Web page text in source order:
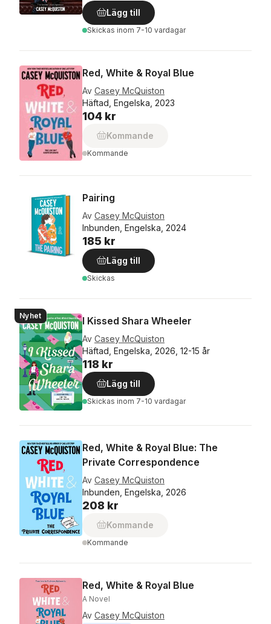
Lägg till
Skickas inom 7-10 vardagar
Red, White & Royal Blue
Av Casey McQuiston
Häftad, Engelska, 2023
104 kr
Kommande
Kommande
Pairing
Av Casey McQuiston
Inbunden, Engelska, 2024
185 kr
Lägg till
Skickas
Nyhet I Kissed Shara Wheeler
Av Casey McQuiston
Häftad, Engelska, 2026, 12-15 år
118 kr
Lägg till
Skickas inom 7-10 vardagar
Red, White & Royal Blue: The
Private Correspondence
Av Casey McQuiston
Inbunden, Engelska, 2026
208 kr
Kommande
Kommande
Red, White & Royal Blue
A Novel
Av Casey McQuiston